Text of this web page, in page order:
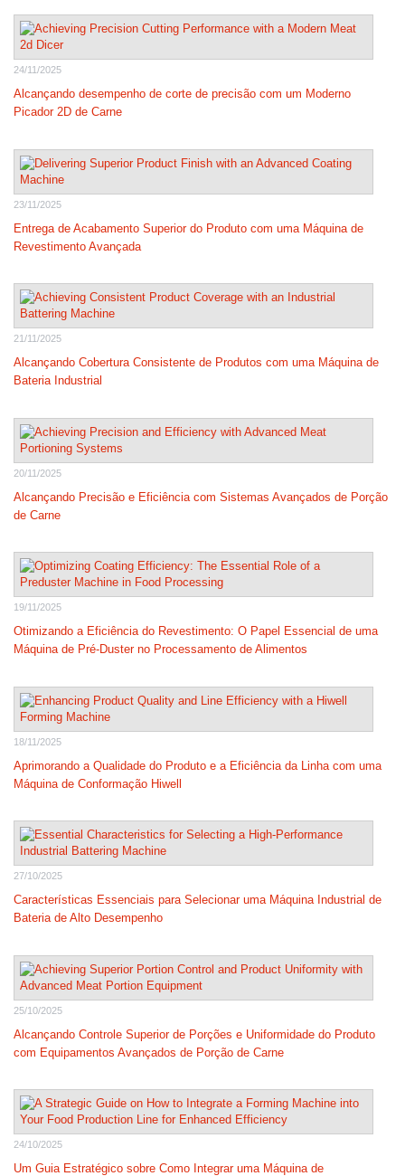
24/11/2025
Alcançando desempenho de corte de precisão com um Moderno
Picador 2D de Carne
23/11/2025
Entrega de Acabamento Superior do Produto com uma Máquina de
Revestimento Avançada
21/11/2025
Alcançando Cobertura Consistente de Produtos com uma Máquina de
Bateria Industrial
20/11/2025
Alcançando Precisão e Eficiência com Sistemas Avançados de Porção
de Carne
19/11/2025
Otimizando a Eficiência do Revestimento: O Papel Essencial de uma
Máquina de Pré-Duster no Processamento de Alimentos
18/11/2025
Aprimorando a Qualidade do Produto e a Eficiência da Linha com uma
Máquina de Conformação Hiwell
27/10/2025
Características Essenciais para Selecionar uma Máquina Industrial de
Bateria de Alto Desempenho
25/10/2025
Alcançando Controle Superior de Porções e Uniformidade do Produto
com Equipamentos Avançados de Porção de Carne
24/10/2025
Um Guia Estratégico sobre Como Integrar uma Máquina de